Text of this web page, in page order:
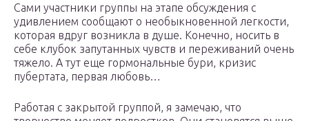
Сами участники группы на этапе обсуждения с
удивлением сообщают о необыкновенной легкости,
которая вдруг возникла в душе. Конечно, носить в
себе клубок запутанных чувств и переживаний очень
тяжело. А тут еще гормональные бури, кризис
пубертата, первая любовь…
Работая с закрытой группой, я замечаю, что